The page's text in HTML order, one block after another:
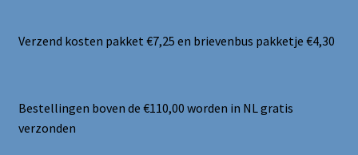
Verzend kosten pakket €7,25 en brievenbus pakketje €4,30
Bestellingen boven de €110,00 worden in NL gratis
verzonden